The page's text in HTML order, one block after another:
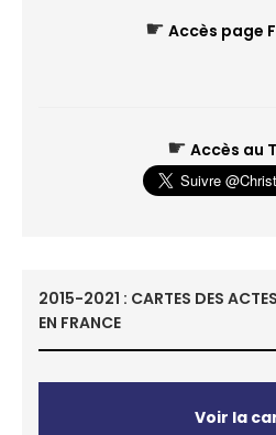
☛ Accès page
☛ Accès au
2015-2021 : CARTES DES
EN FRANCE
Voir la